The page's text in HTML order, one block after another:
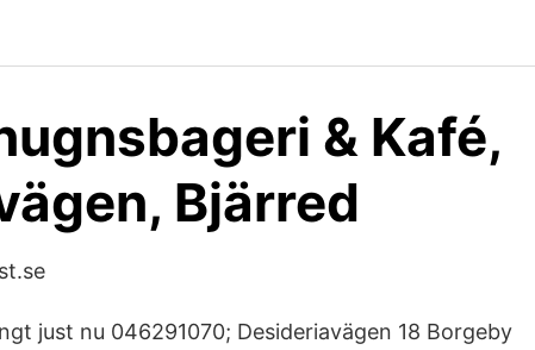
& Kafé,
Bjärred
just nu 046291070; Desideriavägen 18 Borgeby